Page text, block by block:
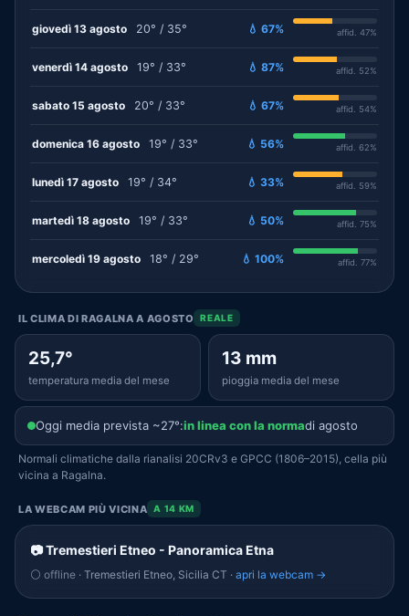
giovedì 13 agosto 20° / 35° 💧 67% affid. 47%
venerdì 14 agosto 19° / 33° 💧 87% affid. 52%
sabato 15 agosto 20° / 33° 💧 67% affid. 54%
domenica 16 agosto 19° / 33° 💧 56% affid. 62%
lunedì 17 agosto 19° / 34° 💧 33% affid. 59%
martedì 18 agosto 19° / 33° 💧 50% affid. 75%
mercoledì 19 agosto 18° / 29° 💧 100% affid. 77%
IL CLIMA DI RAGALNA A AGOSTO REALE
25,7°
temperatura media del mese
13 mm
pioggia media del mese
Oggi media prevista ~27°:in linea con la normadi agosto
Normali climatiche dalla rianalisi 20CRv3 e GPCC (1806–2015), cella più
vicina a Ragalna.
LA WEBCAM PIÙ VICINA A 14 KM
📷 Tremestieri Etneo - Panoramica Etna
⚪ offline · Tremestieri Etneo, Sicilia CT · apri la webcam →